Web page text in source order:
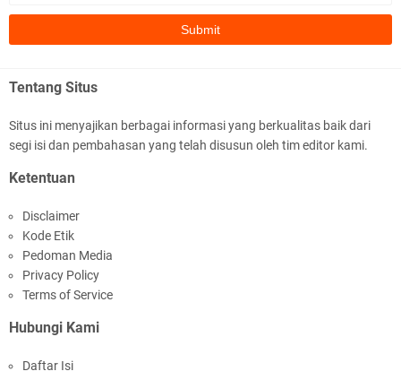
Pesan Kamtibmas
Darah Jelang HUT RI_ Ke 81
Tentang Situs
Situs ini menyajikan berbagai informasi yang berkualitas baik dari
segi isi dan pembahasan yang telah disusun oleh tim editor kami.
Ketentuan
Disclaimer
Kode Etik
Pedoman Media
Privacy Policy
Terms of Service
Hubungi Kami
Daftar Isi